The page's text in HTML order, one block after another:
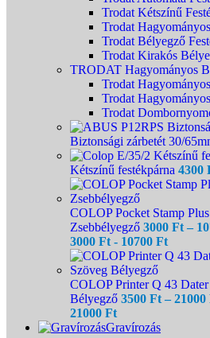
Trodat Kétszínű
Trodat
Trodat Bélyegző
Trodat Kirakós
TRODAT Hagyományos
Trodat
Trodat
Trodat
Biztonsági zárbetét 30/
Kétszínű festékpárna 4300
COLOP Pocket Stamp
Zsebbélyegző 3000 Ft –
3000 Ft - 10700 Ft
COLOP Printer Q 43
Bélyegző 3500 Ft – 21000
21000 Ft
Gravírozás